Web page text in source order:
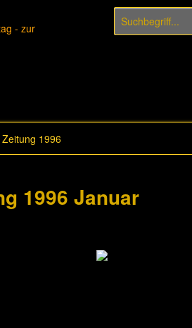
Zeitung 1996
1996 Januar